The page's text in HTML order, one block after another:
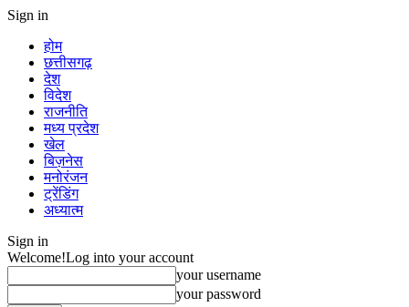
Sign in
होम
छत्तीसगढ़
देश
विदेश
राजनीति
मध्य प्रदेश
खेल
बिज़नेस
मनोरंजन
ट्रेंडिंग
अध्यात्म
Sign in
Welcome!Log into your account
your username
your password